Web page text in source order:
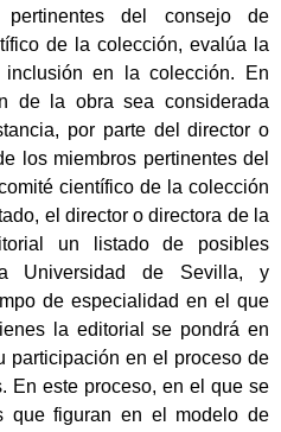
del consejo de
de la colección, evalúa la
en la colección. En
de la obra sea considerada
por parte del director o
los miembros pertinentes del
científico de la colección
el director o directora de la
un listado de posibles
Universidad de Sevilla, y
de especialidad en el que
la editorial se pondrá en
participación en el proceso de
En este proceso, en el que se
que figuran en el modelo de